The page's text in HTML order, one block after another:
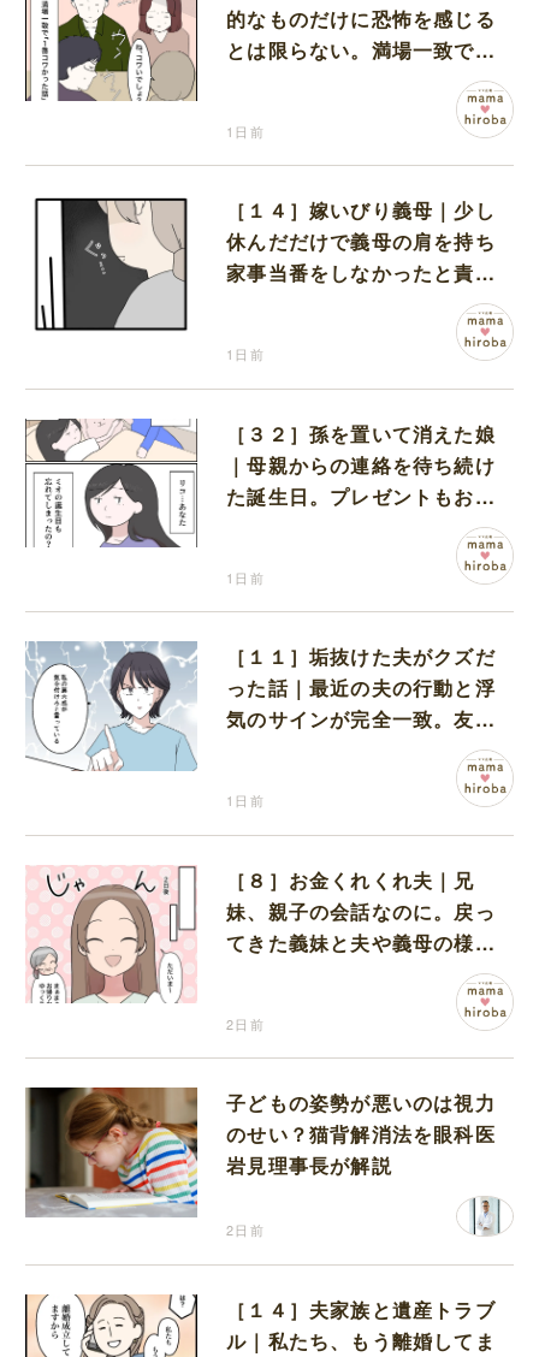
的なものだけに恐怖を感じる
とは限らない。満場一致でコ
ワいと認定された意外な体験
1日前
［１４］嫁いびり義母｜少し
休んだだけで義母の肩を持ち
家事当番をしなかったと責め
1日前
［３２］孫を置いて消えた娘
｜母親からの連絡を待ち続け
た誕生日。プレゼントもお祝
1日前
［１１］垢抜けた夫がクズだ
った話｜最近の夫の行動と浮
気のサインが完全一致。友人
1日前
［８］お金くれくれ夫｜兄
妹、親子の会話なのに。戻っ
てきた義妹と夫や義母の様子
2日前
子どもの姿勢が悪いのは視力
のせい？猫背解消法を眼科医
岩見理事長が解説
2日前
［１４］夫家族と遺産トラブ
ル｜私たち、もう離婚してま